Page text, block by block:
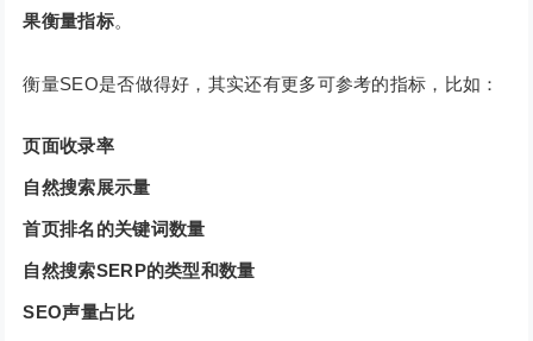
果衡量指标。
衡量SEO是否做得好，其实还有更多可参考的指标，比如：
页面收录率
自然搜索展示量
首页排名的关键词数量
自然搜索SERP的类型和数量
SEO声量占比